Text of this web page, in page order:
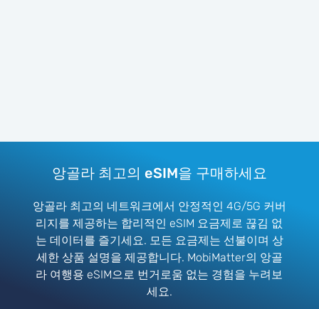
앙골라 최고의 eSIM을 구매하세요
앙골라 최고의 네트워크에서 안정적인 4G/5G 커버
리지를 제공하는 합리적인 eSIM 요금제로 끊김 없
는 데이터를 즐기세요. 모든 요금제는 선불이며 상
세한 상품 설명을 제공합니다. MobiMatter의 앙골
라 여행용 eSIM으로 번거로움 없는 경험을 누려보
세요.